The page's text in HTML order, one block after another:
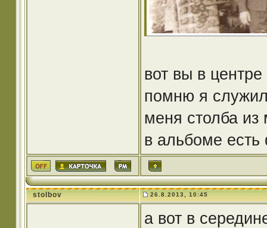
вот вы в
помню я
меня столба из
в альбоме
stolbov 26.8.2013, 10:45
а вот в